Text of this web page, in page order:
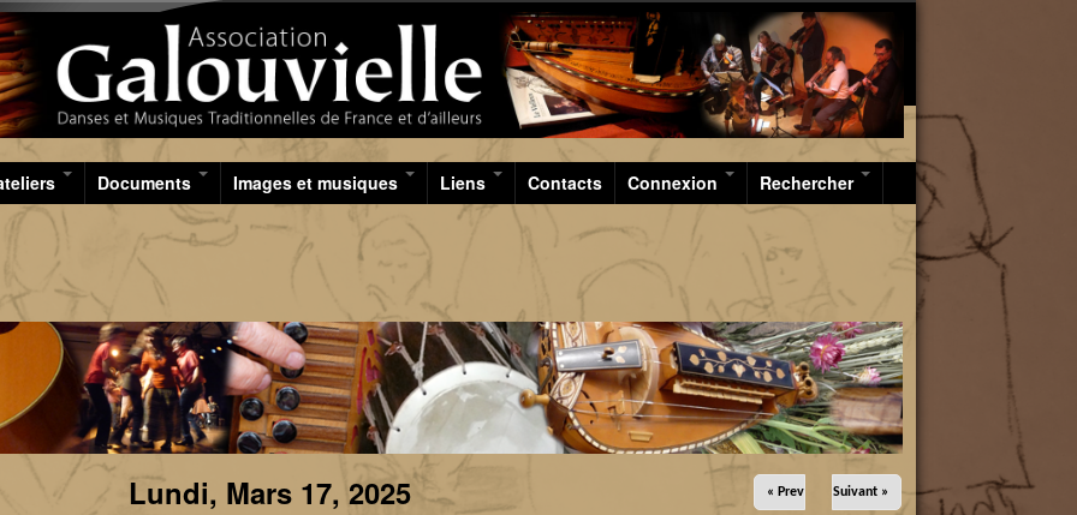
Documents Images et musiques Liens Contacts Connexion Rechercher
Lundi, Mars 17, 2025 « Prev Suivant »